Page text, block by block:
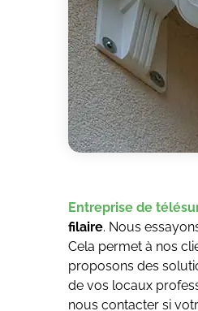
Entreprise de
filaire. Nous
Cela permet à nos
proposons des
de vos locaux
nous contacter si